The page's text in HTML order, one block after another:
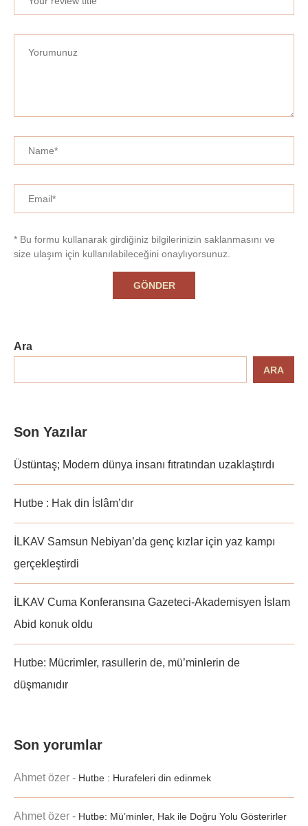
* Bu formu kullanarak girdiğiniz bilgilerinizin saklanmasını ve
size ulaşım için kullanılabileceğini onaylıyorsunuz.
Ara
ARA
Son Yazılar
Üstüntaş; Modern dünya insanı fıtratından uzaklaştırdı
Hutbe : Hak din İslâm’dır
İLKAV Samsun Nebiyan’da genç kızlar için yaz kampı
gerçekleştirdi
İLKAV Cuma Konferansına Gazeteci-Akademisyen İslam
Abid konuk oldu
Hutbe: Mücrimler, rasullerin de, mü’minlerin de
düşmanıdır
Son yorumlar
Ahmet özer - Hutbe : Hurafeleri din edinmek
Ahmet özer - Hutbe: Mü’minler, Hak ile Doğru Yolu Gösterirler